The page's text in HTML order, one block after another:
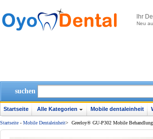
lhr
Neu
suchen
Startseite Alle Kategorien Mobile dentaleinheit
Startseite - Mobile Dentaleinheit> Greeloy® GU-P302 Mobile